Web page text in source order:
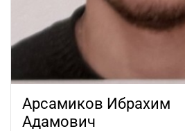
Арсамиков Ибрахим
Адамович